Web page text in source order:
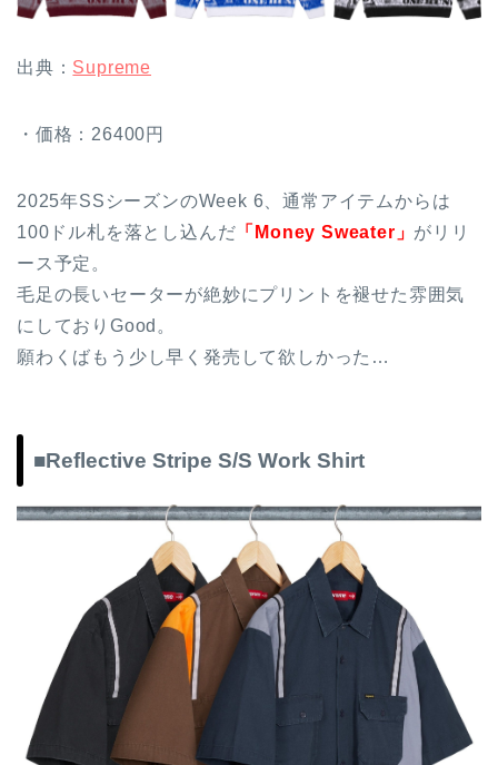
出典： Supreme
・価格：26400円
2025年SSシーズンのWeek 6、通常アイテムからは
100ドル札を落とし込んだ 「Money Sweater」 がリリ
ース予定。
毛足の長いセーターが絶妙にプリントを褪せた雰囲気
にしておりGood。
願わくばもう少し早く発売して欲しかった…
■Reflective Stripe S/S Work Shirt